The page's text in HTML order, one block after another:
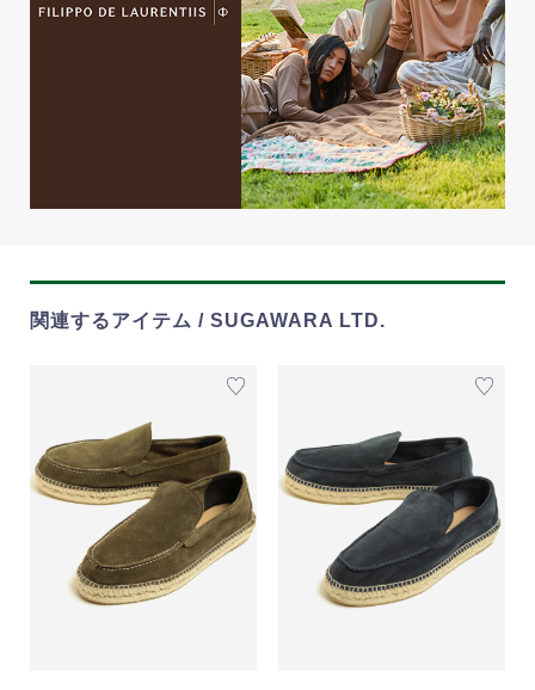
関連するアイテム / SUGAWARA LTD.